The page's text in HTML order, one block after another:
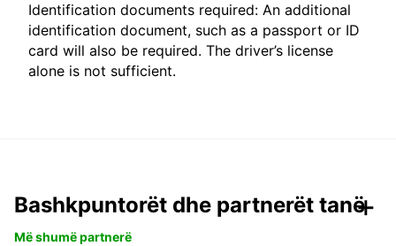
Identification documents required: An additional
identification document, such as a passport or ID
card will also be required. The driver’s license
alone is not sufficient.
Bashkpuntorët dhe partnerët tanë
Më shumë partnerë